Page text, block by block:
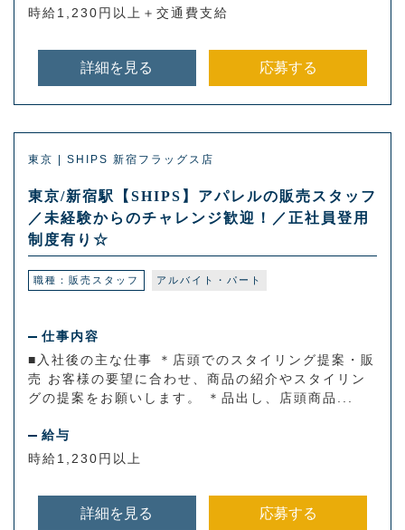
時給1,230円以上＋交通費支給
詳細を見る 応募する
東京 | SHIPS 新宿フラッグス店
東京/新宿駅【SHIPS】アパレルの販売スタッフ
／未経験からのチャレンジ歓迎！／正社員登用
制度有り☆
職種：販売スタッフ アルバイト・パート
仕事内容
■入社後の主な仕事 ＊店頭でのスタイリング提案・販
売 お客様の要望に合わせ、商品の紹介やスタイリン
グの提案をお願いします。 ＊品出し、店頭商品...
給与
時給1,230円以上
詳細を見る 応募する